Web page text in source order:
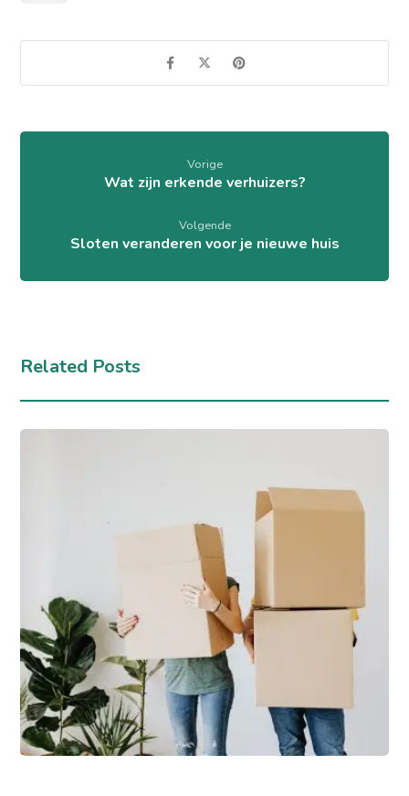
Vorige
Wat zijn erkende verhuizers?
Volgende
Sloten veranderen voor je nieuwe huis
Related Posts